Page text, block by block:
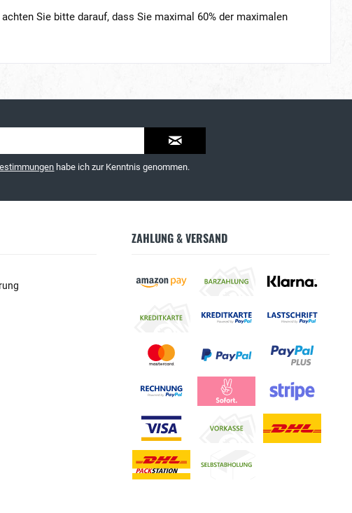
Sie bitte darauf, dass Sie maximal 60% der maximalen
habe ich zur Kenntnis genommen.
ZAHLUNG & VERSAND